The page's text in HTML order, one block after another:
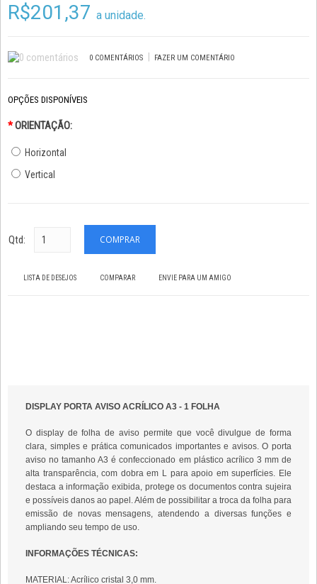
R$201,37 a unidade.
0 COMENTÁRIOS | FAZER UM COMENTÁRIO
OPÇÕES DISPONÍVEIS
*ORIENTAÇÃO:
Horizontal
Vertical
Qtd:
LISTA DE DESEJOS COMPARAR ENVIE PARA UM AMIGO
DISPLAY PORTA AVISO ACRÍLICO A3 - 1 FOLHA
O display de folha de aviso permite que você divulgue de forma
clara, simples e prática comunicados importantes e avisos. O porta
aviso no tamanho A3 é confeccionado em plástico acrílico 3 mm de
alta transparência, com dobra em L para apoio em superfícies. Ele
destaca a informação exibida, protege os documentos contra sujeira
e possíveis danos ao papel. Além de possibilitar a troca da folha para
emissão de novas mensagens, atendendo a diversas funções e
ampliando seu tempo de uso.
INFORMAÇÕES TÉCNICAS:
MATERIAL: Acrílico cristal 3,0 mm.